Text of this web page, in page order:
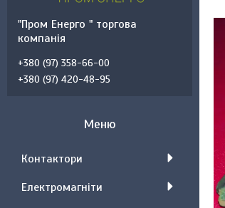
"Пром Енерго " торгова
компанія
+380 (97) 358-66-00
+380 (97) 420-48-95
Контактори
Електромагніти